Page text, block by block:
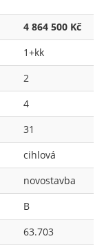
4 864 500 Kč
1+kk
2
4
31
cihlová
novostavba
B
63.703